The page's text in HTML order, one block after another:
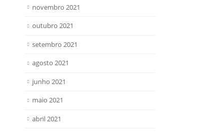
novembro 2021
outubro 2021
setembro 2021
agosto 2021
junho 2021
maio 2021
abril 2021